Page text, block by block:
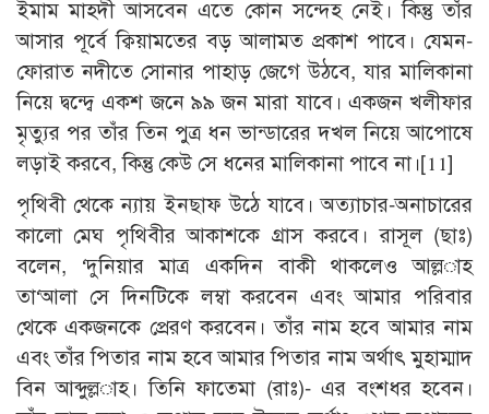
ইমাম মাহদী আসবেন এতে কোন সন্দেহ নেই। কিন্তু তাঁর
আসার পূর্বে ক্বিয়ামতের বড় আলামত প্রকাশ পাবে। যেমন-
ফোরাত নদীতে সোনার পাহাড় জেগে উঠবে, যার মালিকানা
নিয়ে দ্বন্দ্বে একশ জনে ৯৯ জন মারা যাবে। একজন খলীফার
মৃত্যুর পর তাঁর তিন পুত্র ধন ভান্ডারের দখল নিয়ে আপোষে
লড়াই করবে, কিন্তু কেউ সে ধনের মালিকানা পাবে না।[11]
পৃথিবী থেকে ন্যায় ইনছাফ উঠে যাবে। অত্যাচার-অনাচারের
কালো মেঘ পৃথিবীর আকাশকে গ্রাস করবে। রাসূল (ছাঃ)
বলেন, ‘দুনিয়ার মাত্র একদিন বাকী থাকলেও আল্ল­াহ
তা‘আলা সে দিনটিকে লম্বা করবেন এবং আমার পরিবার
থেকে একজনকে প্রেরণ করবেন। তাঁর নাম হবে আমার নাম
এবং তাঁর পিতার নাম হবে আমার পিতার নাম অর্থাৎ মুহাম্মাদ
বিন আব্দুল্ল­াহ। তিনি ফাতেমা (রাঃ)- এর বংশধর হবেন।